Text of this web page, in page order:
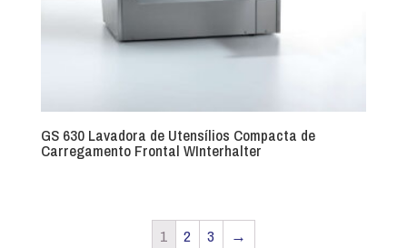
GS 630 Lavadora de Utensílios Compacta de
Carregamento Frontal WInterhalter
1 2 3
→